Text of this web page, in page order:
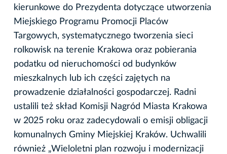
kierunkowe do Prezydenta dotyczące utworzenia
Miejskiego Programu Promocji Placów
Targowych, systematycznego tworzenia sieci
rolkowisk na terenie Krakowa oraz pobierania
podatku od nieruchomości od budynków
mieszkalnych lub ich części zajętych na
prowadzenie działalności gospodarczej. Radni
ustalili też skład Komisji Nagród Miasta Krakowa
w 2025 roku oraz zadecydowali o emisji obligacji
komunalnych Gminy Miejskiej Kraków. Uchwalili
również „Wieloletni plan rozwoju i modernizacji